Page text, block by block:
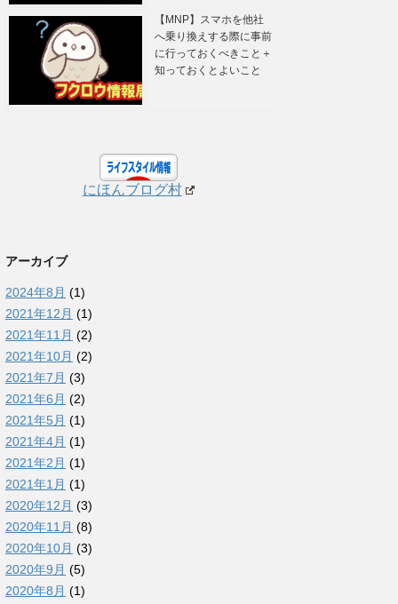
【MNP】スマホを他社
へ乗り換えする際に事前
に行っておくべきこと＋
知っておくとよいこと
にほんブログ村
アーカイブ
2024年8月 (1)
2021年12月 (1)
2021年11月 (2)
2021年10月 (2)
2021年7月 (3)
2021年6月 (2)
2021年5月 (1)
2021年4月 (1)
2021年2月 (1)
2021年1月 (1)
2020年12月 (3)
2020年11月 (8)
2020年10月 (3)
2020年9月 (5)
2020年8月 (1)